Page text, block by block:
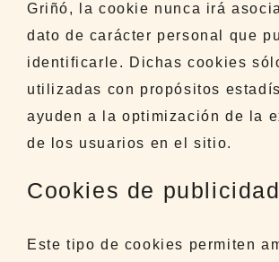
Griñó, la cookie nunca irá
dato de carácter personal que
identificarle. Dichas cookies
utilizadas con propósitos
ayuden a la optimización de la
de los usuarios en el sitio.
Cookies de publicidad
Este tipo de cookies permiten